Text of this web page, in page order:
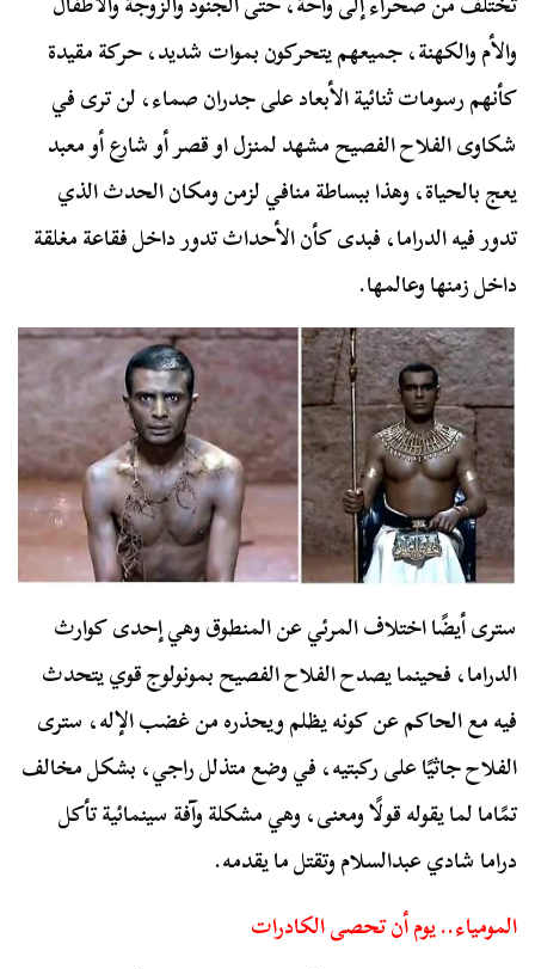
والأم والكهنة، جميعهم يتحركون بموات شديد، حركة مقيدة
كأنهم رسومات ثنائية الأبعاد على جدران صماء، لن ترى في
شكاوى الفلاح الفصيح مشهد لمنزل او قصر أو شارع أو معبد
يعج بالحياة، وهذا ببساطة منافي لزمن ومكان الحدث الذي
تدور فيه الدراما، فبدى كأن الأحداث تدور داخل فقاعة مغلقة
داخل زمنها وعالمها.
سترى أيضًا اختلاف المرئي عن المنطوق وهي إحدى كوارث
الدراما، فحينما يصدح الفلاح الفصيح بمونولوج قوي يتحدث
فيه مع الحاكم عن كونه يظلم ويحذره من غضب الإله، سترى
الفلاح جاثيًا على ركبتيه، في وضع متذلل راجي، بشكل مخالف
تمًاما لما يقوله قولًا ومعنى، وهي مشكلة وآفة سينمائية تأكل
دراما شادي عبدالسلام وتقتل ما يقدمه.
المومياء.. يوم أن تحصى الكادرات